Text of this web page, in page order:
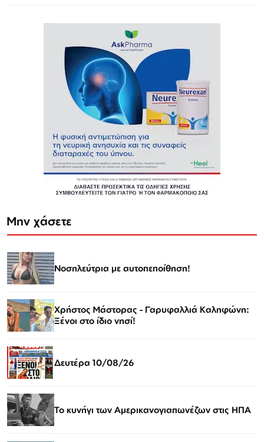
Μην χάσετε
Νοσηλεύτρια με αυτοπεποίθηση!
Χρήστος Μάστορας - Γαρυφαλλιά Καληφώνη:
Ξένοι στο ίδιο νησί!
Δευτέρα 10/08/26
Το κυνήγι των Αμερικανογιαπωνέζων στις ΗΠΑ